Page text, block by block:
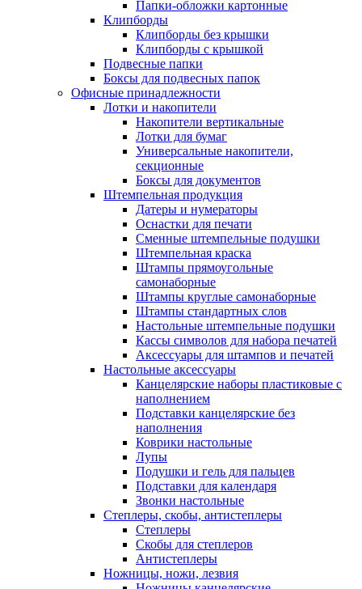
Папки-обложки картонные
Клипборды
Клипборды без крышки
Клипборды с крышкой
Подвесные папки
Боксы для подвесных папок
Офисные принадлежности
Лотки и накопители
Накопители вертикальные
Лотки для бумаг
Универсальные накопители,
секционные
Боксы для документов
Штемпельная продукция
Датеры и нумераторы
Оснастки для печати
Сменные штемпельные подушки
Штемпельная краска
Штампы прямоугольные
самонаборные
Штампы круглые самонаборные
Штампы стандартных слов
Настольные штемпельные подушки
Кассы символов для набора печатей
Аксессуары для штампов и печатей
Настольные аксессуары
Канцелярские наборы пластиковые с
наполнением
Подставки канцелярские без
наполнения
Коврики настольные
Лупы
Подушки и гель для пальцев
Подставки для календаря
Звонки настольные
Степлеры, скобы, антистеплеры
Степлеры
Скобы для степлеров
Антистеплеры
Ножницы, ножи, лезвия